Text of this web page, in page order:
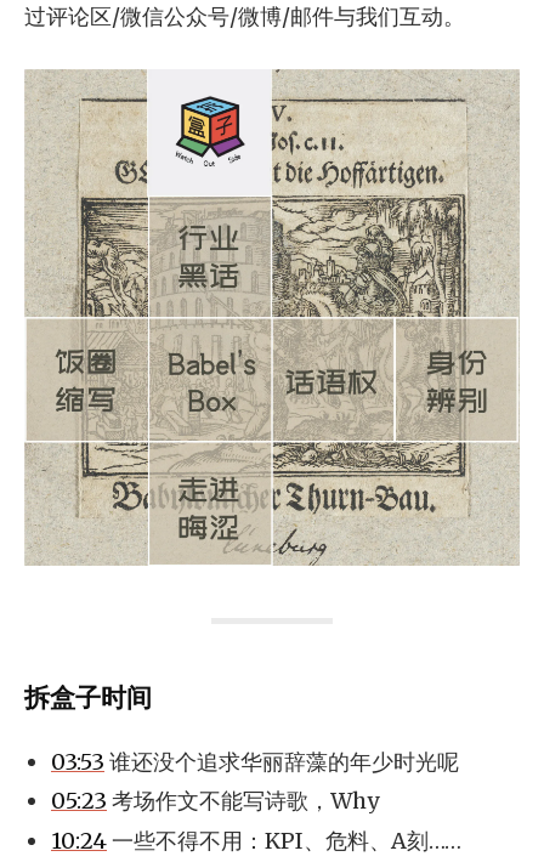
过评论区/微信公众号/微博/邮件与我们互动。
拆盒子时间
03:53 谁还没个追求华丽辞藻的年少时光呢
05:23 考场作文不能写诗歌，Why
10:24一些不得不用：KPI、危料、A刻……